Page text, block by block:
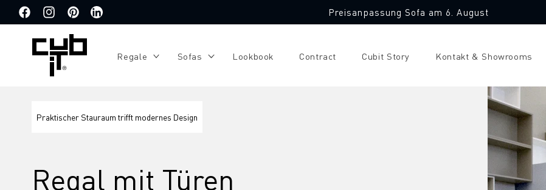
zum
Inhalt
FacebookInstagramPinterestTranslation
Preisanpassung Sofa am 6. August
Regale Sofas Lookbook Contract Cubit Story Kontakt & Showrooms
Praktischer Stauraum trifft modernes Design
Regal mit Türen